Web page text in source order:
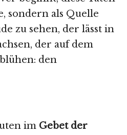
sondern als Quelle
zu sehen, der lässt in
der auf dem
den
im Gebet der